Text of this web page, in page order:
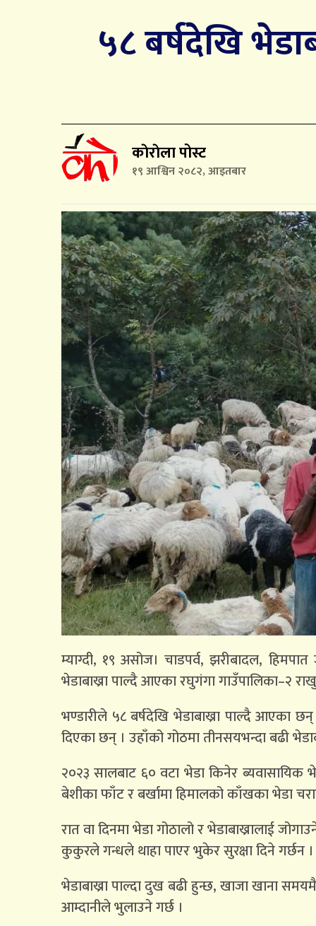
५८ बर्षदेखि
काेराेला पोस्ट
१९ आश्विन २०८२, आइतबार
म्याग्दी, १९ असोज। चाडपर्व, झरीबादल,
भेडाबाख्रा पाल्दै आएका रघुगंगा गाउँपालिका–२
भण्डारीले ५८ बर्षदेखि भेडाबाख्रा पाल्दै आएका छन्
दिएका छन् । उहाँको गोठमा तीनसयभन्दा बढी
२०२३ सालबाट ६० वटा भेडा किनेर ब्यवासायिक
बेशीका फाँट र बर्खामा हिमालको काँखका भेडा
रात वा दिनमा भेडा गोठालो र भेडाबाख्रालाई
कुकुरले गन्धले थाहा पाएर भुकेर सुरक्षा दिने गर्छन ।
भेडाबाख्रा पाल्दा दुख बढी हुन्छ, खाजा खाना
आम्दानीले भुलाउने गर्छ ।